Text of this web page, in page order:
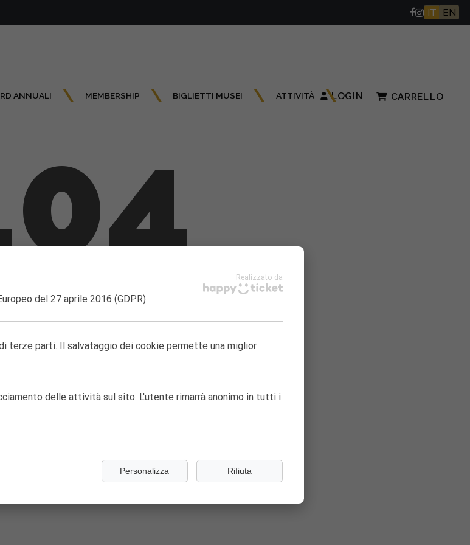
non trovata!
IT EN
LOGIN CARRELLO
ANNUALI MEMBERSHIP BIGLIETTI MUSEI ATTIVITÀ
del 27 aprile 2016 (GDPR)
Realizzato da
terze parti. Il salvataggio dei cookie permette una miglior
delle attività sul sito. L'utente rimarrà anonimo in tutti i
Personalizza Rifiuta